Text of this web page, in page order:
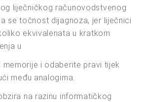
liječničkog računovodstvenog
se točnost dijagnoza, jer liječnici
ekvivalenata u kratkom
u
memorije i odaberite pravi tijek
među analogima.
na razinu informatičkog